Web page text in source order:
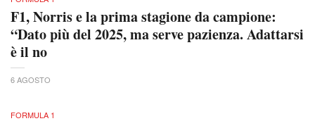
F1, Norris e la prima stagione da campione:
“Dato più del 2025, ma serve pazienza. Adattarsi
è il no
6 AGOSTO
FORMULA 1